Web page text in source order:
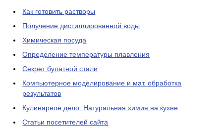
Как готовить растворы
Получение дистиллированной воды
Химическая посуда
Определение температуры плавления
Секрет булатной стали
Компьютерное моделирование и мат. обработка
результатов
Кулинарное дело. Натуральная химия на кухне
Статьи посетителей сайта